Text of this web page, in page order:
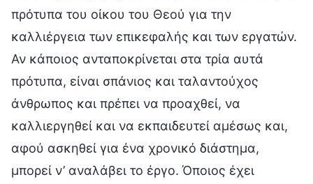
πρότυπα του οίκου του Θεού για την
καλλιέργεια των επικεφαλής και των εργατών.
Αν κάποιος ανταποκρίνεται στα τρία αυτά
πρότυπα, είναι σπάνιος και ταλαντούχος
άνθρωπος και πρέπει να προαχθεί, να
καλλιεργηθεί και να εκπαιδευτεί αμέσως και,
αφού ασκηθεί για ένα χρονικό διάστημα,
μπορεί ν’ αναλάβει το έργο. Όποιος έχει